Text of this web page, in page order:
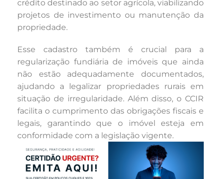
crédito destinado ao setor agrícola, viabilizando
projetos de investimento ou manutenção da
propriedade.
Esse cadastro também é crucial para a
regularização fundiária de imóveis que ainda
não estão adequadamente documentados,
ajudando a legalizar propriedades rurais em
situação de irregularidade. Além disso, o CCIR
facilita o cumprimento das obrigações fiscais e
legais, garantindo que o imóvel esteja em
conformidade com a legislação vigente.